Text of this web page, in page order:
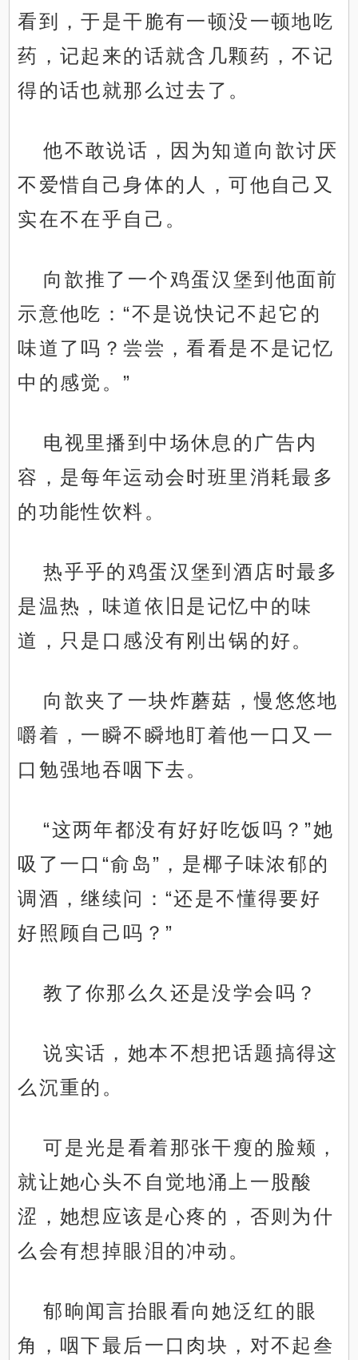
看到，于是干脆有一顿没一顿地吃
药，记起来的话就含几颗药，不记
得的话也就那么过去了。
他不敢说话，因为知道向歆讨厌
不爱惜自己身体的人，可他自己又
实在不在乎自己。
向歆推了一个鸡蛋汉堡到他面前
示意他吃：“不是说快记不起它的
味道了吗？尝尝，看看是不是记忆
中的感觉。”
电视里播到中场休息的广告内
容，是每年运动会时班里消耗最多
的功能性饮料。
热乎乎的鸡蛋汉堡到酒店时最多
是温热，味道依旧是记忆中的味
道，只是口感没有刚出锅的好。
向歆夹了一块炸蘑菇，慢悠悠地
嚼着，一瞬不瞬地盯着他一口又一
口勉强地吞咽下去。
“这两年都没有好好吃饭吗？”她
吸了一口“俞岛”，是椰子味浓郁的
调酒，继续问：“还是不懂得要好
好照顾自己吗？”
教了你那么久还是没学会吗？
说实话，她本不想把话题搞得这
么沉重的。
可是光是看着那张干瘦的脸颊，
就让她心头不自觉地涌上一股酸
涩，她想应该是心疼的，否则为什
么会有想掉眼泪的冲动。
郁晌闻言抬眼看向她泛红的眼
角，咽下最后一口肉块，对不起叁